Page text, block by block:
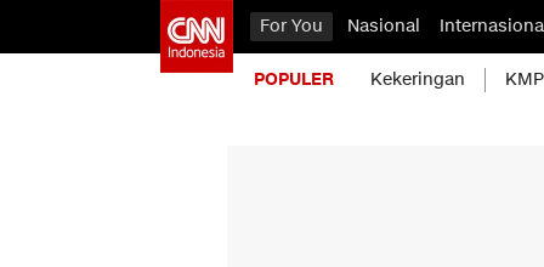
For You Nasional
POPULER Kekeringan